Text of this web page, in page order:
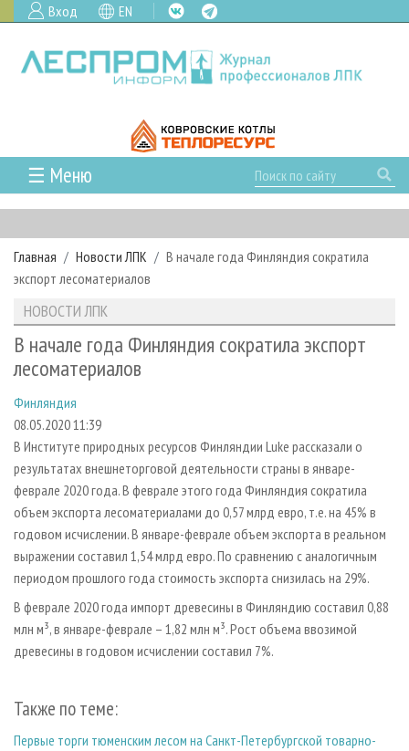
Вход EN
☰ Меню
ГЛАВНАЯ
РУБРИКИ И ТЕМЫ
РУБРИКИ ЖУРНАЛА
ЛЕСОЗАГОТОВКА
ЛЕСОПИЛЕНИЕ
СУШКА ДРЕВЕСИНЫ
ПРОИЗВОДСТВО ДРЕВЕСНЫХ ПЛИТ
ДЕРЕВЯННОЕ ДОМОСТРОЕНИЕ
ПРОИЗВОДСТВО МЕБЕЛИ
БИОЭНЕРГЕТИКА
ЦБП
ИНСТРУМЕНТ И МАТЕРИАЛЫ
НОВОСТИ
НОВОСТИ ЛПК
НОВОСТИ ЖУРНАЛА
ПРОЕКТЫ ЛПИ
АНАЛИТИКА
ПРЕДПРИЯТИЯ ЛПК
ПЕРСОНЫ
МОБИЛЬНЫЕ ВЫСТАВКИ
ОФИЦИАЛЬНЫЕ ДЕЛЕГАЦИИ
ПРИОРИТЕТНЫЕ ИНВЕСТПРОЕКТЫ
RUSSIAN FORESTRY REVIEW
ГАЗЕТА ЛЕСПРОМФОРУМ
БИБЛИОТЕКА СПЕЦИАЛИСТА
АРХИВ ЖУРНАЛОВ
О ЖУРНАЛЕ
КОНТАКТЫ
РЕКЛАМОДАТЕЛЯМ
РЕКЛАМА
РЕКЛАМА НА САЙТЕ
Главная Новости ЛПК
В начале года Финляндия сократила
экспорт лесоматериалов
НОВОСТИ ЛПК
В начале года Финляндия сократила экспорт
лесоматериалов
Финляндия
08.05.2020 11:39
В Институте природных ресурсов Финляндии Luke рассказали о
результатах внешнеторговой деятельности страны в январе-
феврале 2020 года. В феврале этого года Финляндия сократила
объем экспорта лесоматериалами до 0,57 млрд евро, т.е. на 45% в
годовом исчислении. В январе-феврале объем экспорта в реальном
выражении составил 1,54 млрд евро. По сравнению с аналогичным
периодом прошлого года стоимость экспорта снизилась на 29%.
В феврале 2020 года импорт древесины в Финляндию составил 0,88
млн м³, в январе-феврале – 1,82 млн м³. Рост объема ввозимой
древесины в годовом исчислении составил 7%.
Также по теме:
Первые торги тюменским лесом на Санкт-Петербургской товарно-